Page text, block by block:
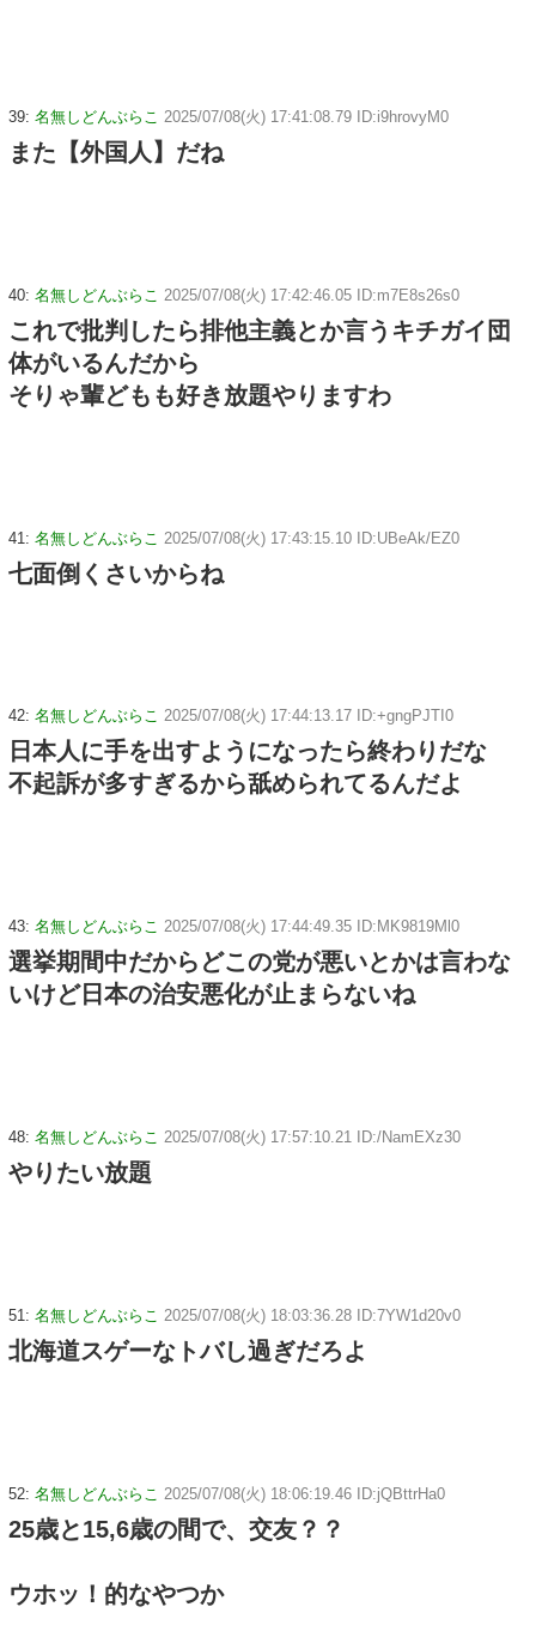
39: 名無しどんぶらこ 2025/07/08(火) 17:41:08.79 ID:i9hrovyM0
また【外国人】だね
40: 名無しどんぶらこ 2025/07/08(火) 17:42:46.05 ID:m7E8s26s0
これで批判したら排他主義とか言うキチガイ団
体がいるんだから
そりゃ輩どもも好き放題やりますわ
41: 名無しどんぶらこ 2025/07/08(火) 17:43:15.10 ID:UBeAk/EZ0
七面倒くさいからね
42: 名無しどんぶらこ 2025/07/08(火) 17:44:13.17 ID:+gngPJTI0
日本人に手を出すようになったら終わりだな
不起訴が多すぎるから舐められてるんだよ
43: 名無しどんぶらこ 2025/07/08(火) 17:44:49.35 ID:MK9819Ml0
選挙期間中だからどこの党が悪いとかは言わな
いけど日本の治安悪化が止まらないね
48: 名無しどんぶらこ 2025/07/08(火) 17:57:10.21 ID:/NamEXz30
やりたい放題
51: 名無しどんぶらこ 2025/07/08(火) 18:03:36.28 ID:7YW1d20v0
北海道スゲーなトバし過ぎだろよ
52: 名無しどんぶらこ 2025/07/08(火) 18:06:19.46 ID:jQBttrHa0
25歳と15,6歳の間で、交友？？
ウホッ！的なやつか